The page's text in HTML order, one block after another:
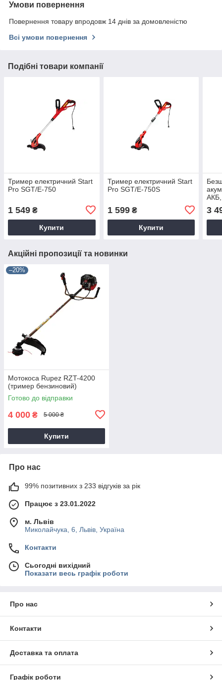
Умови повернення
Повернення товару впродовж 14 днів за домовленістю
Всі умови повернення
Подібні товари компанії
Тример електричний Start
Pro SGT/E-750
1 549 ₴
Купити
Тример електричний Start
Pro SGT/E-750S
1 599₴
Купити
3
Акційні пропозиції та новинки
–20%
Мотокоса Rupez RZT-4200
(тример бензиновий)
Готово до відправки
4 000 ₴ 5 000 ₴
Купити
Про нас
99% позитивних з 233 відгуків за рік
Працює з 23.01.2022
м. Львів
Миколайчука, 6, Львів, Україна
Контакти
Сьогодні вихідний
Показати весь графік роботи
Про нас
Контакти
Доставка та оплата
Графік роботи